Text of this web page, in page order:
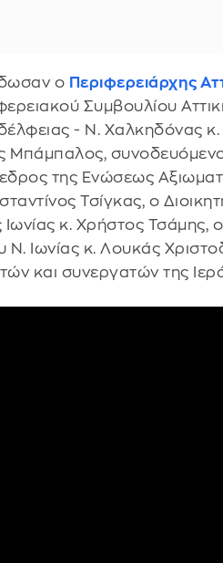
ο Περιφερειάρχης
Συμβουλίου
- Ν. Χαλκηδόνας
Μπάμπαλος,
της Ενώσεως
Τσίγκας, ο
κ. Χρήστος Τσάμης,
Ν. Ιωνίας κ. Λουκάς
και συνεργατών της